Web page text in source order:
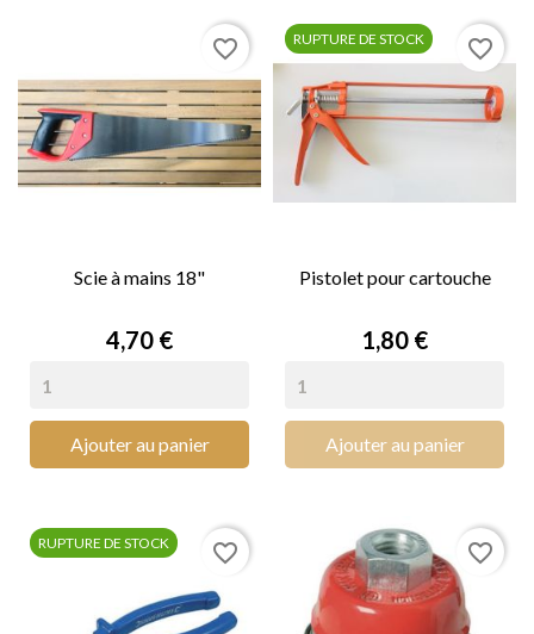
Scie à mains 18"
Prix
4,70 €
Ajouter au panier
favorite_border
Pistolet pour cartouche
Prix
1,80 €
Ajouter au panier
RUPTURE DE STOCK favorite_border
RUPTURE DE STOCK favorite_border favorite_border